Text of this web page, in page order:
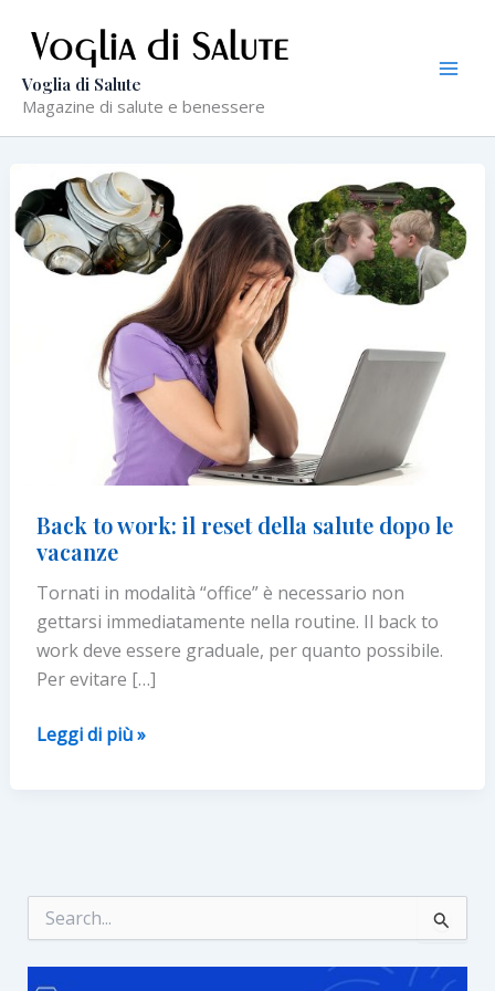
contenuto
Voglia di Salute
Magazine di salute e benessere
Back to work: il reset della salute dopo le
vacanze
Tornati in modalità “office” è necessario non
gettarsi immediatamente nella routine. Il back to
work deve essere graduale, per quanto possibile.
Per evitare […]
Back
salute
dopo
le
Leggi di più »
c